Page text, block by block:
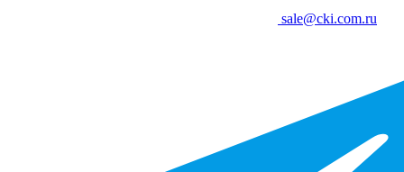
sale@cki.com.ru